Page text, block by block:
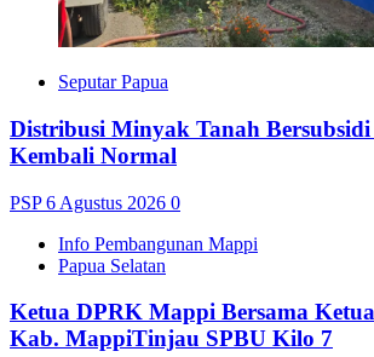
Seputar Papua
Distribusi Minyak Tanah
Kembali Normal
PSP6 Agustus 2026 0
Info Pembangunan Mappi
Papua Selatan
Ketua DPRK Mappi Bersama
Kab. MappiTinjau SPBU Kilo 7